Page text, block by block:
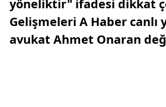
yöneliktir" ifadesi dikkat
Gelişmeleri A Haber canlı
avukat Ahmet Onaran